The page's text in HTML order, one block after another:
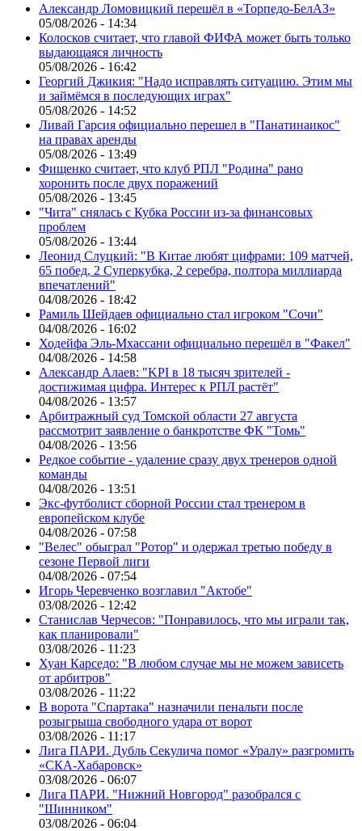
Александр Ломовицкий перешёл в «Торпедо-БелАЗ»
05/08/2026 - 14:34
Колосков считает, что главой ФИФА может быть только
выдающаяся личность
05/08/2026 - 16:42
Георгий Джикия: "Надо исправлять ситуацию. Этим мы
и займёмся в последующих играх"
05/08/2026 - 14:52
Ливай Гарсия официально перешел в "Панатинаикос"
на правах аренды
05/08/2026 - 13:49
Фищенко считает, что клуб РПЛ "Родина" рано
хоронить после двух поражений
05/08/2026 - 13:45
"Чита" снялась с Кубка России из-за финансовых
проблем
05/08/2026 - 13:44
Леонид Слуцкий: "В Китае любят цифрами: 109 матчей,
65 побед, 2 Суперкубка, 2 серебра, полтора миллиарда
впечатлений"
04/08/2026 - 18:42
Рамиль Шейдаев официально стал игроком "Сочи"
04/08/2026 - 16:02
Ходейфа Эль-Мхассани официально перешёл в "Факел"
04/08/2026 - 14:58
Александр Алаев: "KPI в 18 тысяч зрителей -
достижимая цифра. Интерес к РПЛ растёт"
04/08/2026 - 13:57
Арбитражный суд Томской области 27 августа
рассмотрит заявление о банкротстве ФК "Томь"
04/08/2026 - 13:56
Редкое событие - удаление сразу двух тренеров одной
команды
04/08/2026 - 13:51
Экс-футболист сборной России стал тренером в
европейском клубе
04/08/2026 - 07:58
"Велес" обыграл "Ротор" и одержал третью победу в
сезоне Первой лиги
04/08/2026 - 07:54
Игорь Черевченко возглавил "Актобе"
03/08/2026 - 12:42
Станислав Черчесов: "Понравилось, что мы играли так,
как планировали"
03/08/2026 - 11:23
Хуан Карседо: "В любом случае мы не можем зависеть
от арбитров"
03/08/2026 - 11:22
В ворота "Спартака" назначили пенальти после
розыгрыша свободного удара от ворот
03/08/2026 - 11:17
Лига ПАРИ. Дубль Секулича помог «Уралу» разгромить
«СКА-Хабаровск»
03/08/2026 - 06:07
Лига ПАРИ. "Нижний Новгород" разобрался с
"Шинником"
03/08/2026 - 06:04